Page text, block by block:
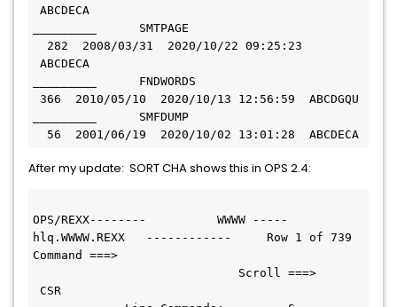
ABCDECA
_________      SMTPAGE
282  2008/03/31  2020/10/22 09:25:23
ABCDECA
_________      FNDWORDS
366  2010/05/10  2020/10/13 12:56:59  ABCDGQU
_________      SMFDUMP
56  2001/06/19  2020/10/02 13:01:28  ABCDECA
After my update: SORT CHA shows this in OPS 2.4:
OPS/REXX--------          WWWW -----
hlq.WWWW.REXX   ------------     Row 1 of 739
Command ===>
Scroll ===>
CSR